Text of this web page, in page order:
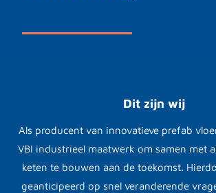
Dit zijn wij
Als producent van innovatieve prefab
VBI industrieel maatwerk om samen met
keten te bouwen aan de toekomst.
geanticipeerd op snel veranderende